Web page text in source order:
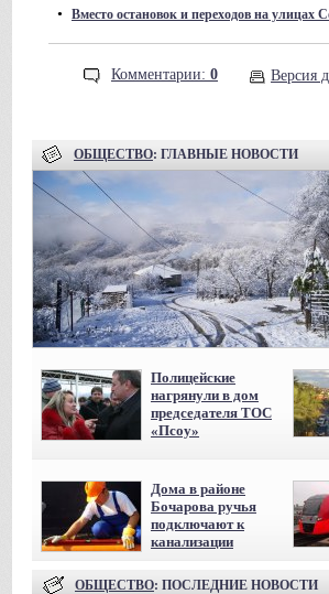
• Вместо остановок и переходов на
Комментарии: 0 Версия
ОБЩЕСТВО: ГЛАВНЫЕ НОВОСТИ
Полицейские
нагрянули в дом
председателя ТОС
«Псоу»
Дома в районе
Бочарова ручья
подключают к
канализации
ОБЩЕСТВО: ПОСЛЕДНИЕ НОВОСТИ